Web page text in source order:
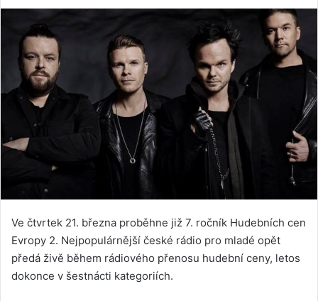
Ve čtvrtek 21. března proběhne již 7. ročník Hudebních cen
Evropy 2. Nejpopulárnější české rádio pro mladé opět
předá živě během rádiového přenosu hudební ceny, letos
dokonce v šestnácti kategoriích.